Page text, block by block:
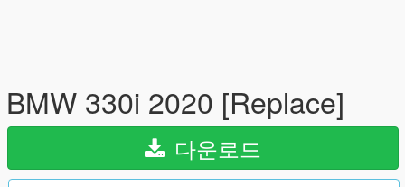
BMW 330i 2020 [Replace]
다운로드